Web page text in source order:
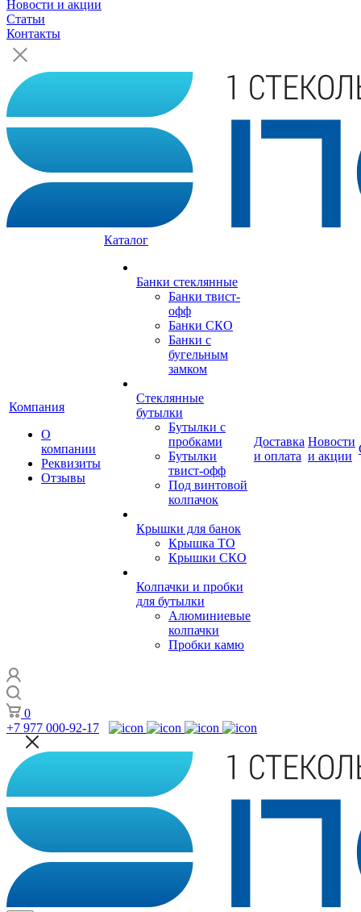
Новости и акции
Статьи
Контакты
Компания
О
компании
Реквизиты
Отзывы
Каталог
Банки стеклянные
Банки твист-
офф
Банки СКО
Банки с
бугельным
замком
Стеклянные
бутылки
Бутылки с
пробками
Бутылки
твист-офф
Под винтовой
колпачок
Крышки для банок
Крышка ТО
Крышки СКО
Колпачки и пробки
для бутылки
Алюминиевые
колпачки
Пробки камю
Доставка
и оплата
Новости
и акции
0
+7 977 000-92-17